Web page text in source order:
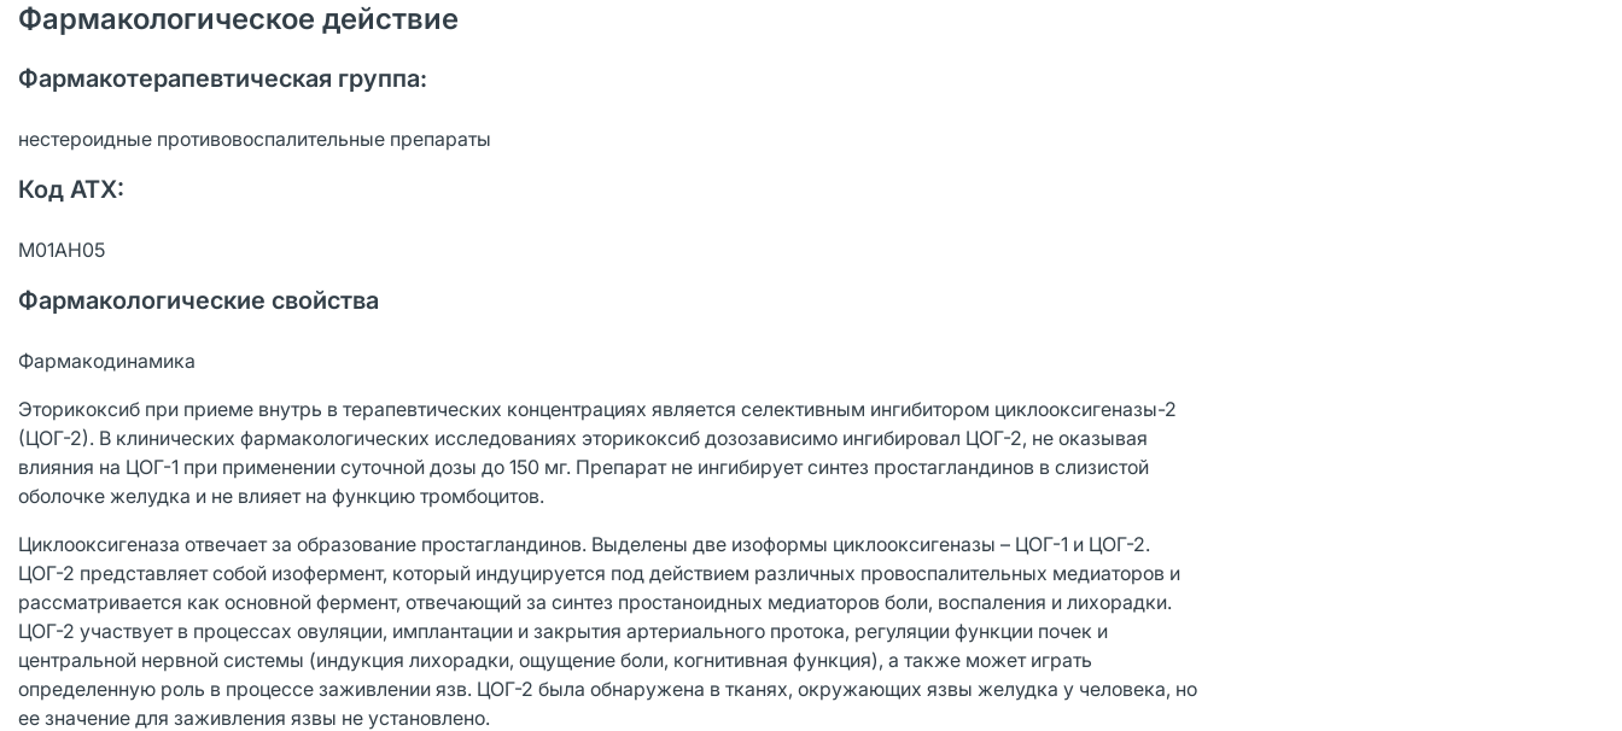
Фармакологическое действие
Фармакотерапевтическая группа:
нестероидные противовоспалительные препараты
Код ATX:
М01АН05
Фармакологические свойства
Фармакодинамика
Эторикоксиб при приеме внутрь в терапевтических концентрациях является селективным ингибитором циклооксигеназы-2
(ЦОГ-2). В клинических фармакологических исследованиях эторикоксиб дозозависимо ингибировал ЦОГ-2, не оказывая
влияния на ЦОГ-1 при применении суточной дозы до 150 мг. Препарат не ингибирует синтез простагландинов в слизистой
оболочке желудка и не влияет на функцию тромбоцитов.
Циклооксигеназа отвечает за образование простагландинов. Выделены две изоформы циклооксигеназы – ЦОГ-1 и ЦОГ-2.
ЦОГ-2 представляет собой изофермент, который индуцируется под действием различных провоспалительных медиаторов и
рассматривается как основной фермент, отвечающий за синтез простаноидных медиаторов боли, воспаления и лихорадки.
ЦОГ-2 участвует в процессах овуляции, имплантации и закрытия артериального протока, регуляции функции почек и
центральной нервной системы (индукция лихорадки, ощущение боли, когнитивная функция), а также может играть
определенную роль в процессе заживлении язв. ЦОГ-2 была обнаружена в тканях, окружающих язвы желудка у человека, но
ее значение для заживления язвы не установлено.